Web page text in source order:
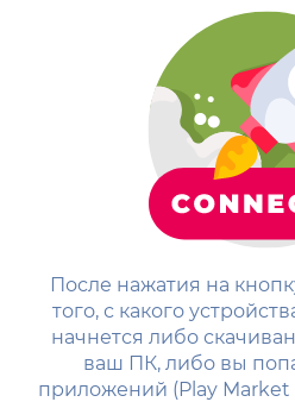
После нажатия на
того, с какого
начнется либо
ваш ПК, либо вы
приложений (Play Market